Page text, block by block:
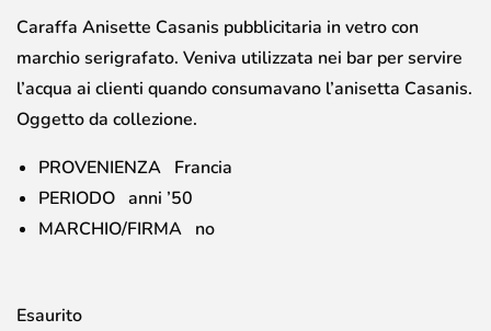
Caraffa Anisette Casanis pubblicitaria in vetro con
marchio serigrafato. Veniva utilizzata nei bar per servire
l’acqua ai clienti quando consumavano l’anisetta Casanis.
Oggetto da collezione.
PROVENIENZA Francia
PERIODO anni ’50
MARCHIO/FIRMA no
Esaurito